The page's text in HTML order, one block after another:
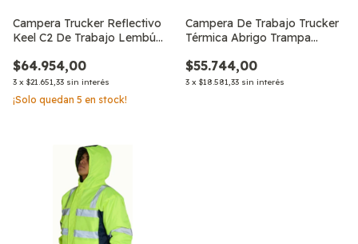
Campera Trucker Reflectivo
Keel C2 De Trabajo Lembú
$64.954,00
3 x $21.651,33 sin interés
¡Solo quedan 5 en stock!
Campera De Trabajo Trucker
Térmica Abrigo Trampa
$55.744,00
3 x $18.581,33 sin interés